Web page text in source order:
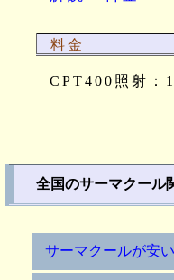
料金
CPT400照射：
全国のサーマクール
サーマクールが安